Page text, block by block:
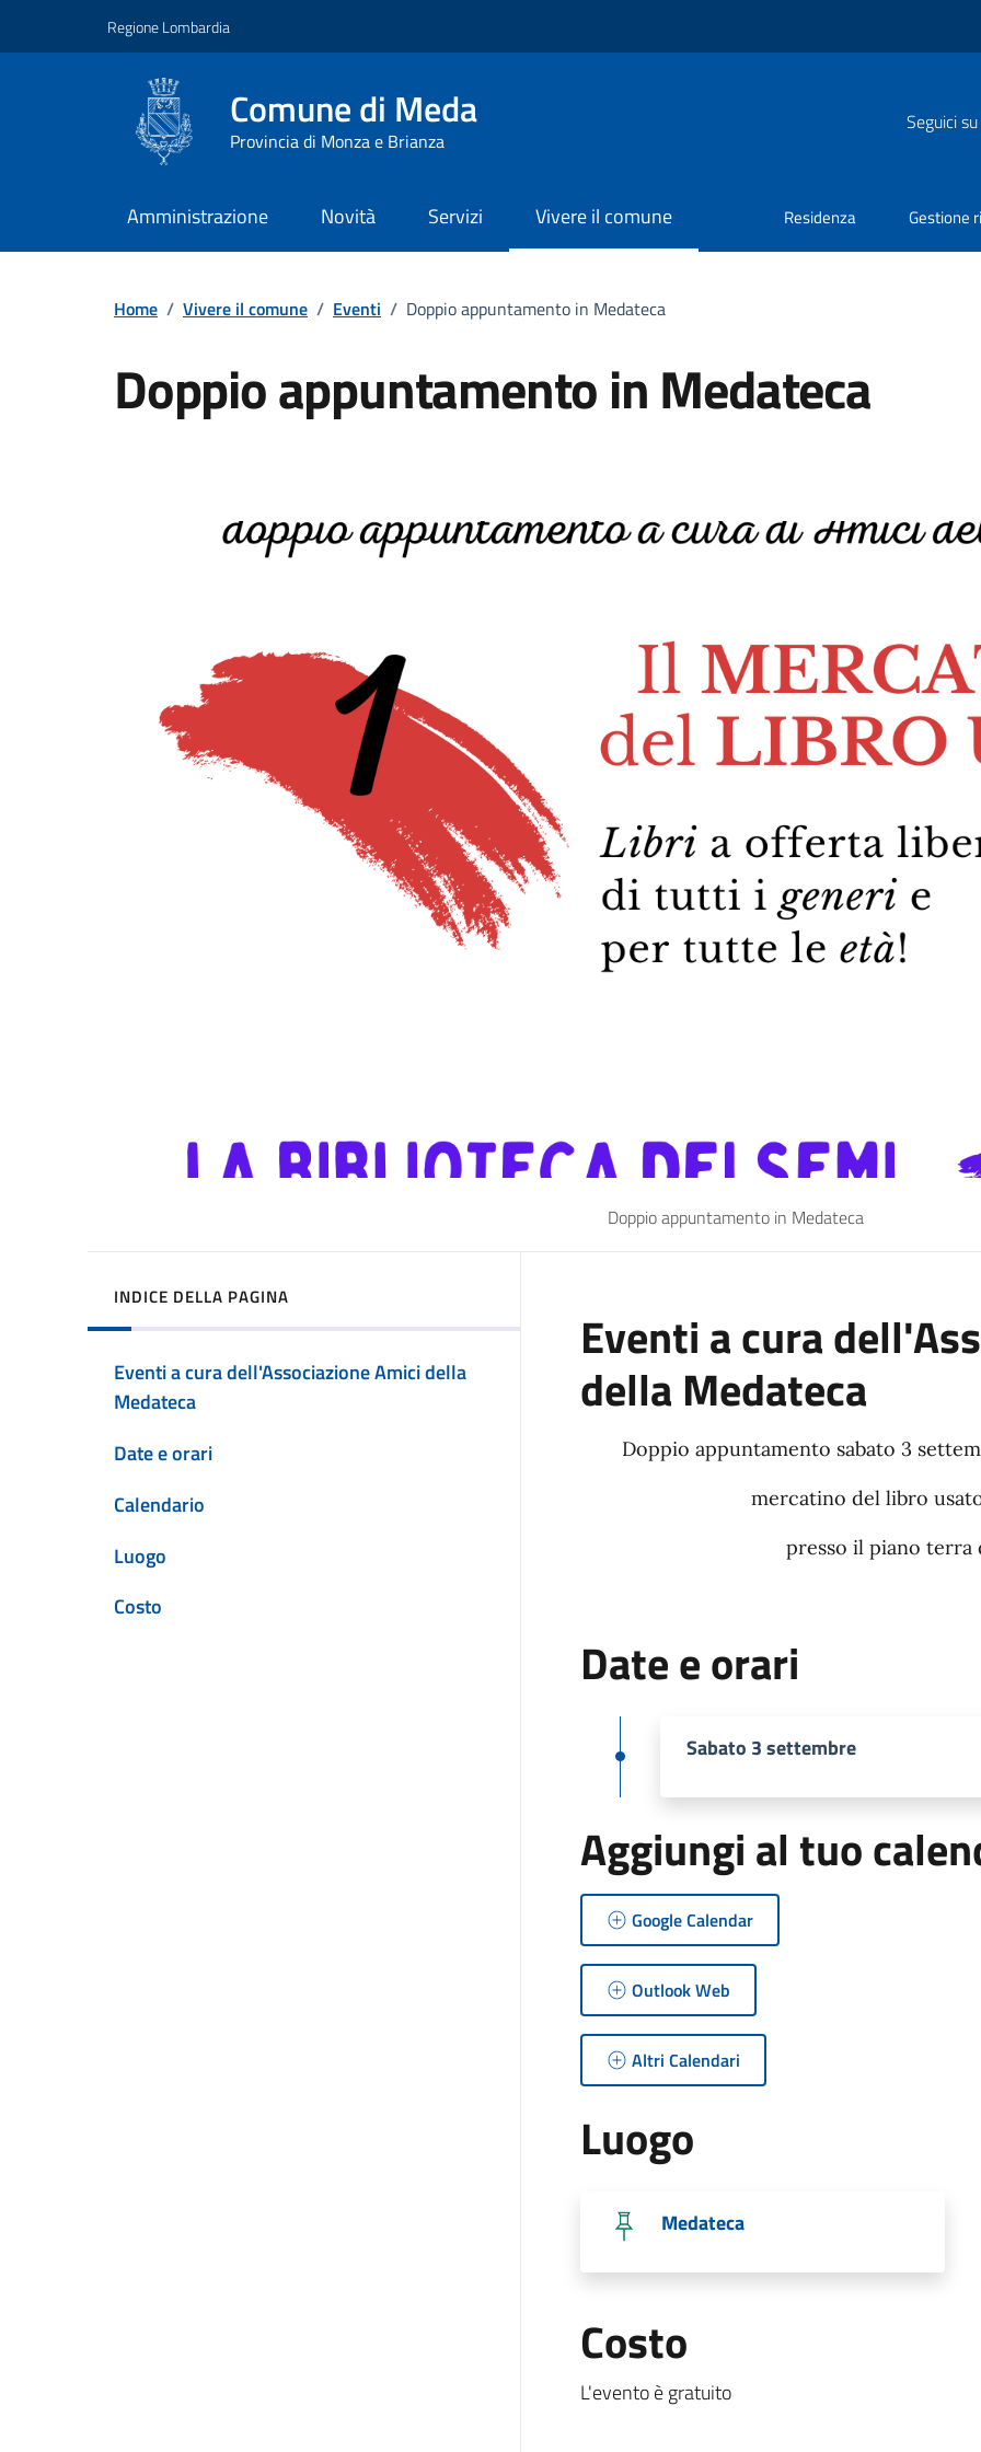
Regione Lombardia
Comune di Meda
Provincia di Monza e Brianza
Seguici su
Amministrazione Novità Servizi Vivere il comune Residenza Gestione
Home / Vivere il comune / Eventi / Doppio appuntamento in Medateca
Doppio appuntamento in Medateca
Doppio appuntamento in Medateca
INDICE DELLA PAGINA
Eventi a cura dell'Associazione Amici della
Medateca
Date e orari
Calendario
Luogo
Costo
Eventi a cura
della Medateca
Doppio appuntamento sabato 3
mercatino del libro
presso il piano terra
Date e orari
Sabato 3 settembre
Aggiungi al tuo
Google Calendar
Outlook Web
Altri Calendari
Luogo
Medateca
Costo
L'evento è gratuito